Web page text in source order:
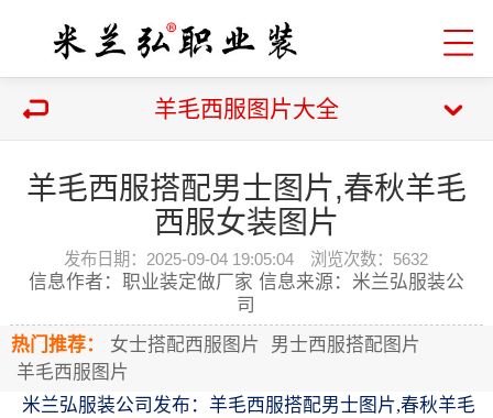
羊毛西服图片大全
羊毛西服搭配男士图片,春秋羊毛
西服女装图片
发布日期：2025-09-04 19:05:04 浏览次数： 5632
信息作者：职业装定做厂家 信息来源：米兰弘服装公
司
热门推荐：
女士搭配西服图片
男士西服搭配图片
羊毛西服图片
米兰弘服装公司发布：羊毛西服搭配男士图片,春秋羊毛